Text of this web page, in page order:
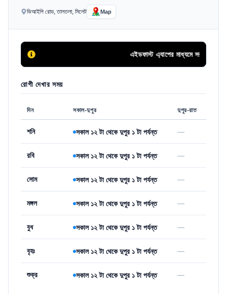
ভিআইপি রোড, তালতলা, সিলেট Map
এইডফাস্ট এ্যাপের মাধ্যমে সরাসরি কল করে
রোগী দেখার সময়
দিন সকাল-দুপুর দুপুর-রাত
শনি সকাল ১২ টা থেকে দুপুর ১ টা পর্যন্ত —
রবি সকাল ১২ টা থেকে দুপুর ১ টা পর্যন্ত —
সোম সকাল ১২ টা থেকে দুপুর ১ টা পর্যন্ত —
মঙ্গল সকাল ১২ টা থেকে দুপুর ১ টা পর্যন্ত —
বুধ সকাল ১২ টা থেকে দুপুর ১ টা পর্যন্ত —
বৃহঃ সকাল ১২ টা থেকে দুপুর ১ টা পর্যন্ত —
শুক্র সকাল ১২ টা থেকে দুপুর ১ টা পর্যন্ত —